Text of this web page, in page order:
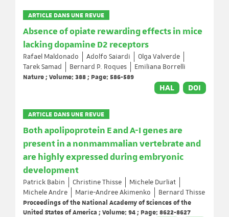
ARTICLE DANS UNE REVUE
Absence of opiate rewarding effects in mice
lacking dopamine D2 receptors
Rafael Maldonado Adolfo Saiardi
Olga Valverde
Tarek Samad
Bernard P. Roques
Emiliana Borrelli
Nature ; Volume: 388 ; Page: 586-589
HAL DOI
ARTICLE DANS UNE REVUE
Both apolipoprotein E and A-I genes are
present in a nonmammalian vertebrate and
are highly expressed during embryonic
development
Patrick Babin Christine Thisse
Michele Durliat
Michele Andre
Marie-Andree Akimenko
Bernard Thisse
Proceedings of the National Academy of Sciences of the
United States of America ; Volume: 94 ; Page: 8622-8627